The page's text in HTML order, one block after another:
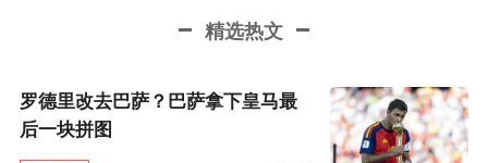
精选热文
罗德里改去巴萨？巴萨拿下皇马最
后一块拼图